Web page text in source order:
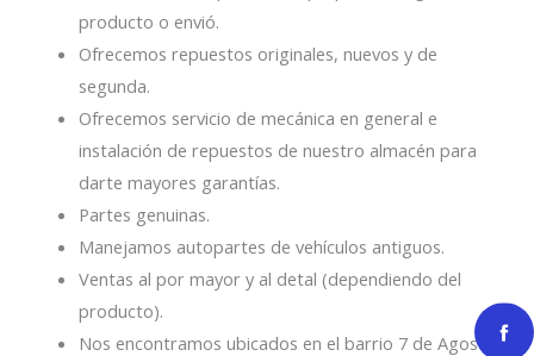
producto o envió.
Ofrecemos repuestos originales, nuevos y de
segunda.
Ofrecemos servicio de mecánica en general e
instalación de repuestos de nuestro almacén para
darte mayores garantías.
Partes genuinas.
Manejamos autopartes de vehículos antiguos.
Ventas al por mayor y al detal (dependiendo del
producto).
Nos encontramos ubicados en el barrio 7 de Agosto